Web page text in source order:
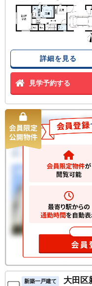
詳細を見る
見学予約する
新築一戸建て
大田